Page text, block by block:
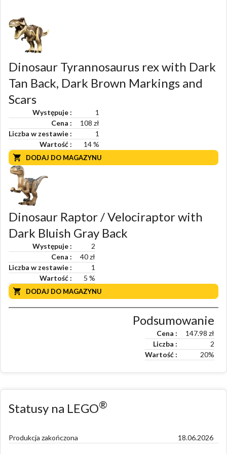
Dinosaur Tyrannosaurus rex with Dark
Tan Back, Dark Brown Markings and
Scars
Występuje
1
Cena
108 zł
Liczba w zestawie
1
Wartość
14%
DODAJ DO MAGAZYNU
Dinosaur Raptor / Velociraptor with
Dark Bluish Gray Back
Występuje
2
Cena
40 zł
Liczba w zestawie
1
Wartość
5 %
DODAJ DO MAGAZYNU
Podsumowanie
Cena 147.98 zł
Liczba
2
Wartość
20%
Statusy na LEGO®
Produkcja zakończona 18.06.2026